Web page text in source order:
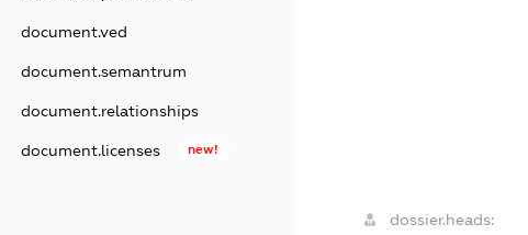
document.ved
document.semantrum
document.relationships
document.licenses new!
dossier.heads: